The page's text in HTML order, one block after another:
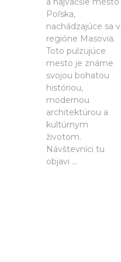
Poľska,
nachádzajúce sa v
regióne Masovia.
Toto pulzujúce
mesto je známe
svojou bohatou
históriou,
modernou
architektúrou a
kultúrnym
životom.
Návštevníci tu
objavi ...